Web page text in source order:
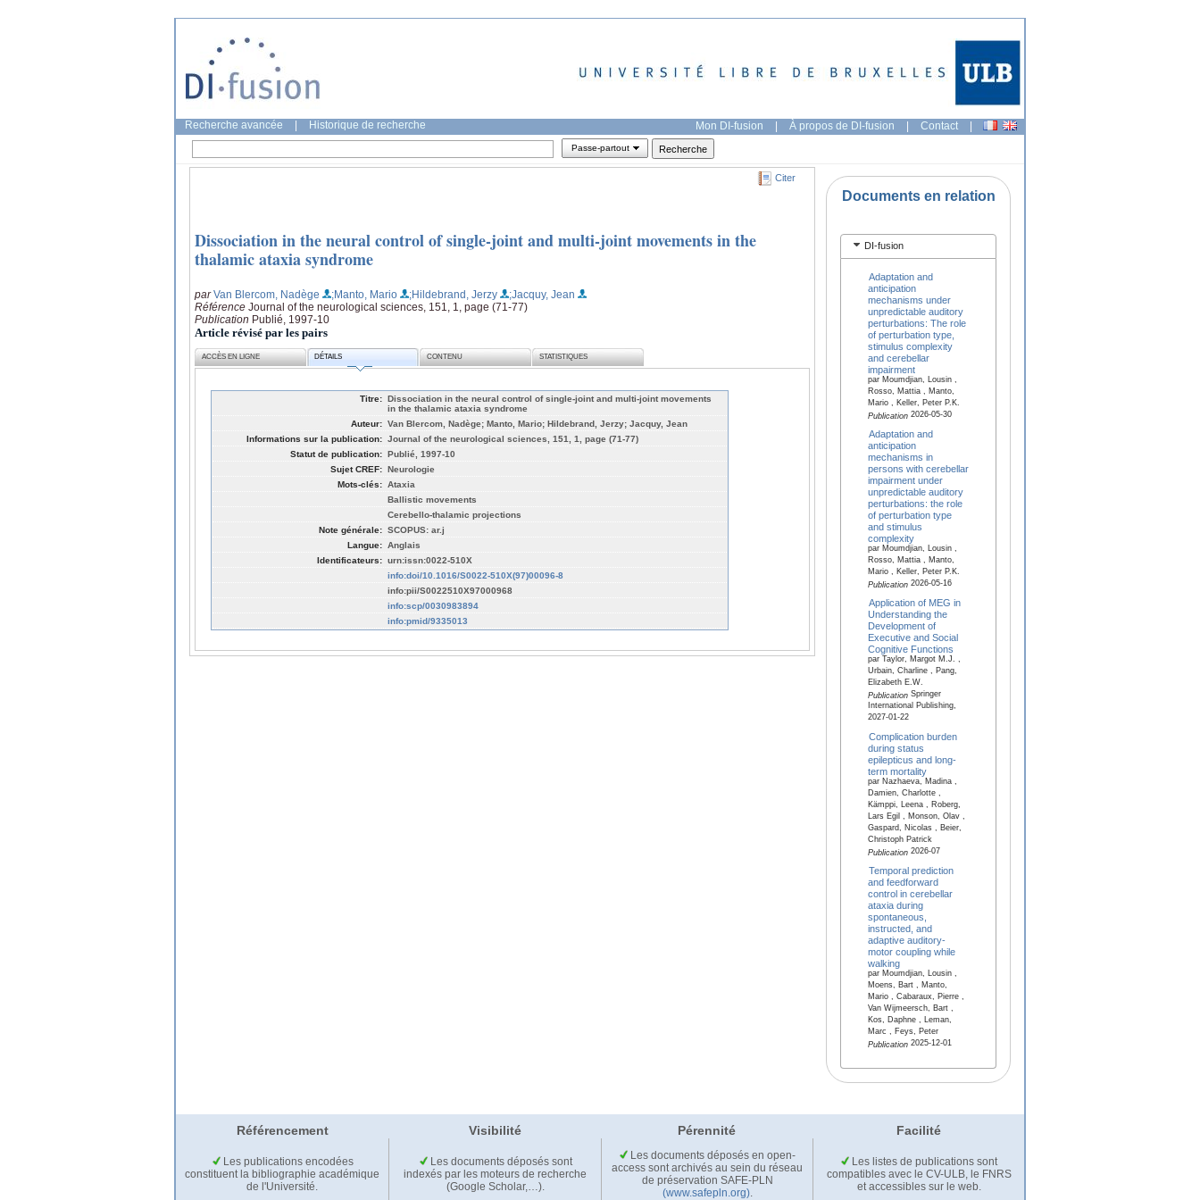
Recherche avancée Historique de recherche Mon DI-fusion | À propos de DI-fusion | Contact |
Passe-partout
Citer
Dissociation in the neural control of single-joint and multi-joint movements in the
thalamic ataxia syndrome
parVan Blercom, Nadège ;Manto, Mario ;Hildebrand, Jerzy
;Jacquy, Jean
Référence Journal of the neurological sciences, 151, 1, page (71-77)
Publication Publié, 1997-10
Article révisé par les pairs
ACCÈS EN LIGNE DÉTAILS CONTENU STATISTIQUES
Titre: Dissociation in the neural control of single-joint and multi-joint movements
in the thalamic ataxia syndrome
Auteur: Van Blercom, Nadège; Manto, Mario; Hildebrand, Jerzy; Jacquy, Jean
Informations sur la publication: Journal of the neurological sciences, 151, 1, page (71-77)
Statut de publication: Publié, 1997-10
Sujet CREF: Neurologie
Mots-clés: Ataxia
Ballistic movements
Cerebello-thalamic projections
Note générale: SCOPUS: ar.j
Langue: Anglais
Identificateurs: urn:issn:0022-510X
info:doi/10.1016/S0022-510X(97)00096-8
info:pii/S0022510X97000968
info:scp/0030983894
info:pmid/9335013
Documents en relation
DI-fusion
Adaptation and
anticipation
mechanisms under
unpredictable auditory
perturbations: The role
of perturbation type,
stimulus complexity
and cerebellar
impairment
par Moumdjian, Lousin ,
Rosso, Mattia , Manto,
Mario , Keller, Peter P.K.
Publication2026-05-30
Adaptation and
anticipation
mechanisms in
persons with cerebellar
impairment under
unpredictable auditory
perturbations: the role
of perturbation type
and stimulus
complexity
par Moumdjian, Lousin ,
Rosso, Mattia , Manto,
Mario , Keller, Peter P.K.
Publication2026-05-16
Application of MEG in
Understanding the
Development of
Executive and Social
Cognitive Functions
par Taylor, Margot M.J. ,
Urbain, Charline , Pang,
Elizabeth E.W.
PublicationSpringer
International Publishing,
2027-01-22
Complication burden
during status
epilepticus and long-
term mortality
par Nazhaeva, Madina ,
Damien, Charlotte ,
Kämppi, Leena , Roberg,
Lars Egil , Monson, Olav ,
Gaspard, Nicolas , Beier,
Christoph Patrick
Publication2026-07
Temporal prediction
and feedforward
control in cerebellar
ataxia during
spontaneous,
instructed, and
adaptive auditory-
motor coupling while
walking
par Moumdjian, Lousin ,
Moens, Bart , Manto,
Mario , Cabaraux, Pierre ,
Van Wijmeersch, Bart ,
Kos, Daphne , Leman,
Marc , Feys, Peter
Publication2025-12-01
Référencement Visibilité Pérennité Facilité
Les publications encodées
constituent la bibliographie académique
de l'Université.
Les documents déposés sont
indexés par les moteurs de recherche
(Google Scholar,…).
Les documents déposés en open-
access sont archivés au sein du réseau
de préservation SAFE-PLN
(www.safepln.org).
Les listes de publications sont
compatibles avec le CV-ULB, le FNRS
et accessibles sur le web.